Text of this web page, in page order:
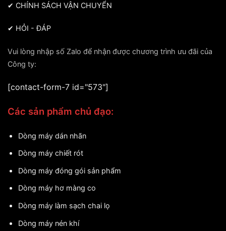
✔ CHÍNH SÁCH VẬN CHUYỂN
✔ HỎI - ĐÁP
Vui lòng nhập số Zalo để nhận được chương trình ưu đãi của
Công ty:
[contact-form-7 id="573"]
Các sản phẩm chủ đạo:
Dòng máy dán nhãn
Dòng máy chiết rót
Dòng máy đóng gói sản phẩm
Dòng máy hơ màng co
Dòng máy làm sạch chai lọ
Dòng máy nén khí